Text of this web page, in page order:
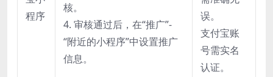
程序
核。
4. 审核通过后，在“推广”-
“附近的小程序”中设置推广
信息。
误。
支付宝账
号需实名
认证。